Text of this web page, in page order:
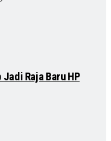
Raja Baru HP